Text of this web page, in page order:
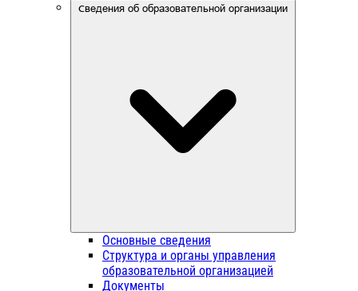
Сведения об образовательной организации
Основные сведения
Структура и органы управления
образовательной организацией
Документы